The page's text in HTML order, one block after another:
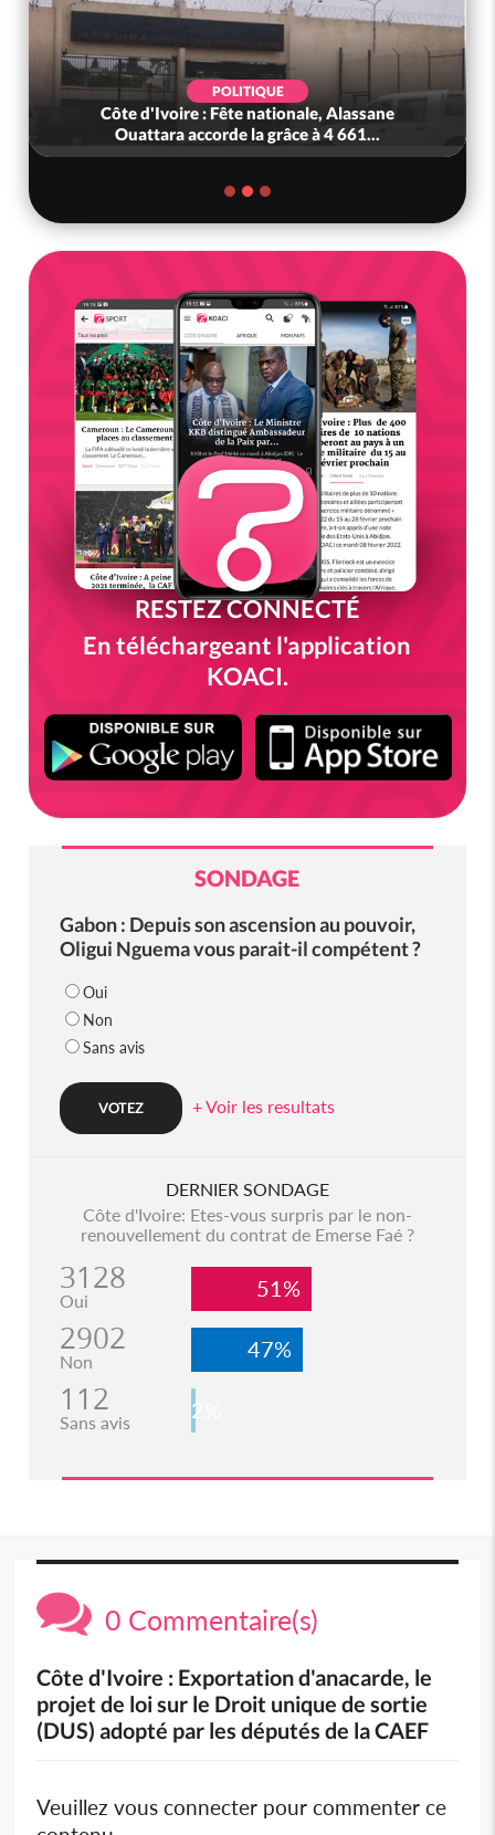
POLITIQUE
Côte d'Ivoire : Fête nationale, Alassane
Ouattara accorde la grâce à 4 661...
RESTEZ CONNECTÉ
En téléchargeant l'application
KOACI.
SONDAGE
Gabon : Depuis son ascension au pouvoir,
Oligui Nguema vous parait-il compétent ?
Oui
Non
Sans avis
+ Voir les resultats
DERNIER SONDAGE
Côte d'Ivoire: Etes-vous surpris par le non-
renouvellement du contrat de Emerse Faé ?
3128
Oui 51%
2902
Non 47%
112
Sans avis 2%
0 Commentaire(s)
Côte d'Ivoire : Exportation d'anacarde, le
projet de loi sur le Droit unique de sortie
(DUS) adopté par les députés de la CAEF
Veuillez vous connecter pour commenter ce